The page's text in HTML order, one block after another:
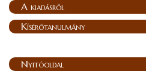
A kiadásról
Kísérőtanulmány
Nyitóoldal